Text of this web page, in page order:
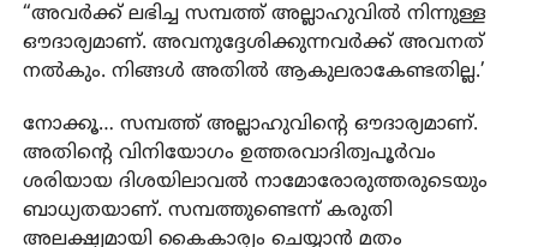
“അവര്‍ക്ക് ലഭിച്ച സമ്പത്ത് അല്ലാഹുവില്‍ നിന്നുള്ള
ഔദാര്യമാണ്. അവനുദ്ദേശിക്കുന്നവര്‍ക്ക് അവനത്
നല്‍കും. നിങ്ങള്‍ അതില്‍ ആകുലരാകേണ്ടതില്ല.’
നോക്കൂ… സമ്പത്ത് അല്ലാഹുവിന്റെ ഔദാര്യമാണ്.
അതിന്റെ വിനിയോഗം ഉത്തരവാദിത്വപൂർവം
ശരിയായ ദിശയിലാവൽ നാമോരോരുത്തരുടെയും
ബാധ്യതയാണ്. സമ്പത്തുണ്ടെന്ന് കരുതി
അലക്ഷ്യമായി കൈകാര്യം ചെയ്യാൻ മതം